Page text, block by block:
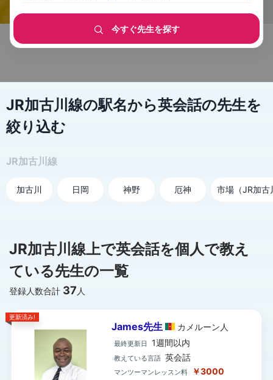
今すぐ先生を探す
JR加古川線の駅名から英会話の先生を
絞り込む
JR加古川線
加古川 日岡 神野 厄神 市場（JR加古
JR加古川線上で英会話を個人で教え
ている先生の一覧
登録人数合計 37 人
更新済み!
James先生 カメルーン 人
最終更新日 1週間以内
教えている言語 英会話
マンツーマンレッスン料 ￥3000